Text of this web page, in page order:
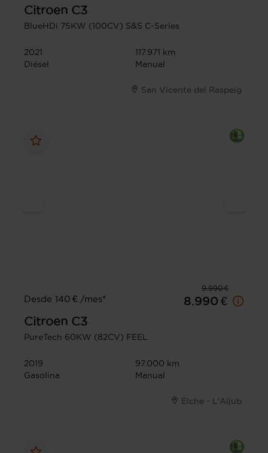
Citroen C3
BlueHDi 75KW (100CV) S&S C-Series
2021
117.971 km
Diésel
Manual
San Vicente del Raspeig
9.990 €
Desde 140 € /mes*
8.990 €
Citroen C3
PureTech 60KW (82CV) FEEL
2019
97.000 km
Gasolina
Manual
Elche - L'Aljub